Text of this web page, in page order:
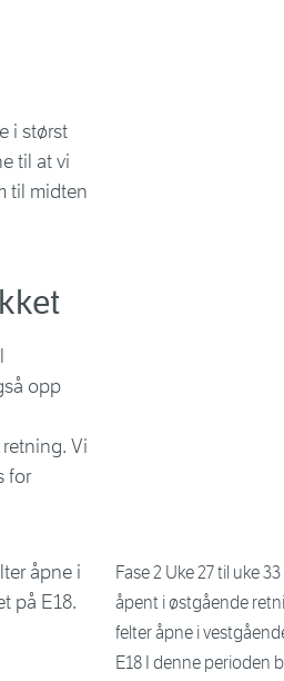
i størst
til at vi
til midten
opp
Vi
for
Fase 2 Uke 27 til uke
åpent i østgående
felter åpne i
E18 I denne perioden